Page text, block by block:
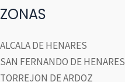
ZONAS
ALCALA DE HENARES
SAN FERNANDO DE HENARES
TORREJON DE ARDOZ